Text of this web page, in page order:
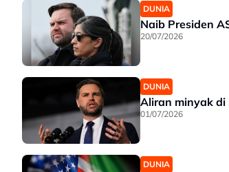
DUNIA
Naib Presiden
20/07/2026
DUNIA
Aliran minyak di
01/07/2026
DUNIA